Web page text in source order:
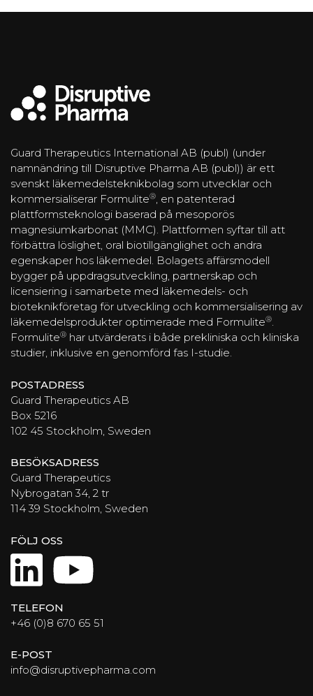
Guard Therapeutics International AB (publ) (under
namnändring till Disruptive Pharma AB (publ)) är ett
svenskt läkemedelsteknikbolag som utvecklar och
kommersialiserar Formulite®, en patenterad
plattformsteknologi baserad på mesoporös
magnesiumkarbonat (MMC). Plattformen syftar till att
förbättra löslighet, oral biotillgänglighet och andra
egenskaper hos läkemedel. Bolagets affärsmodell
bygger på uppdragsutveckling, partnerskap och
licensiering i samarbete med läkemedels- och
bioteknikföretag för utveckling och kommersialisering av
läkemedelsprodukter optimerade med Formulite®.
Formulite® har utvärderats i både prekliniska och kliniska
studier, inklusive en genomförd fas I-studie.
POSTADRESS
Guard Therapeutics AB
Box 5216
102 45 Stockholm, Sweden
BESÖKSADRESS
Guard Therapeutics
Nybrogatan 34, 2 tr
114 39 Stockholm, Sweden
FÖLJ OSS
LinkedIn
YouTube
TELEFON
+46 (0)8 670 65 51
E-POST
info@disruptivepharma.com